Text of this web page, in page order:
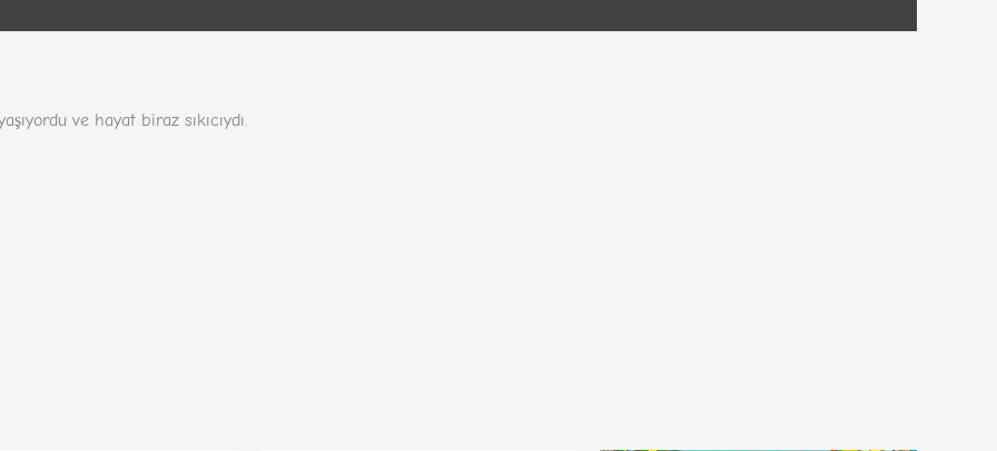
ve hayat biraz sıkıcıydı.